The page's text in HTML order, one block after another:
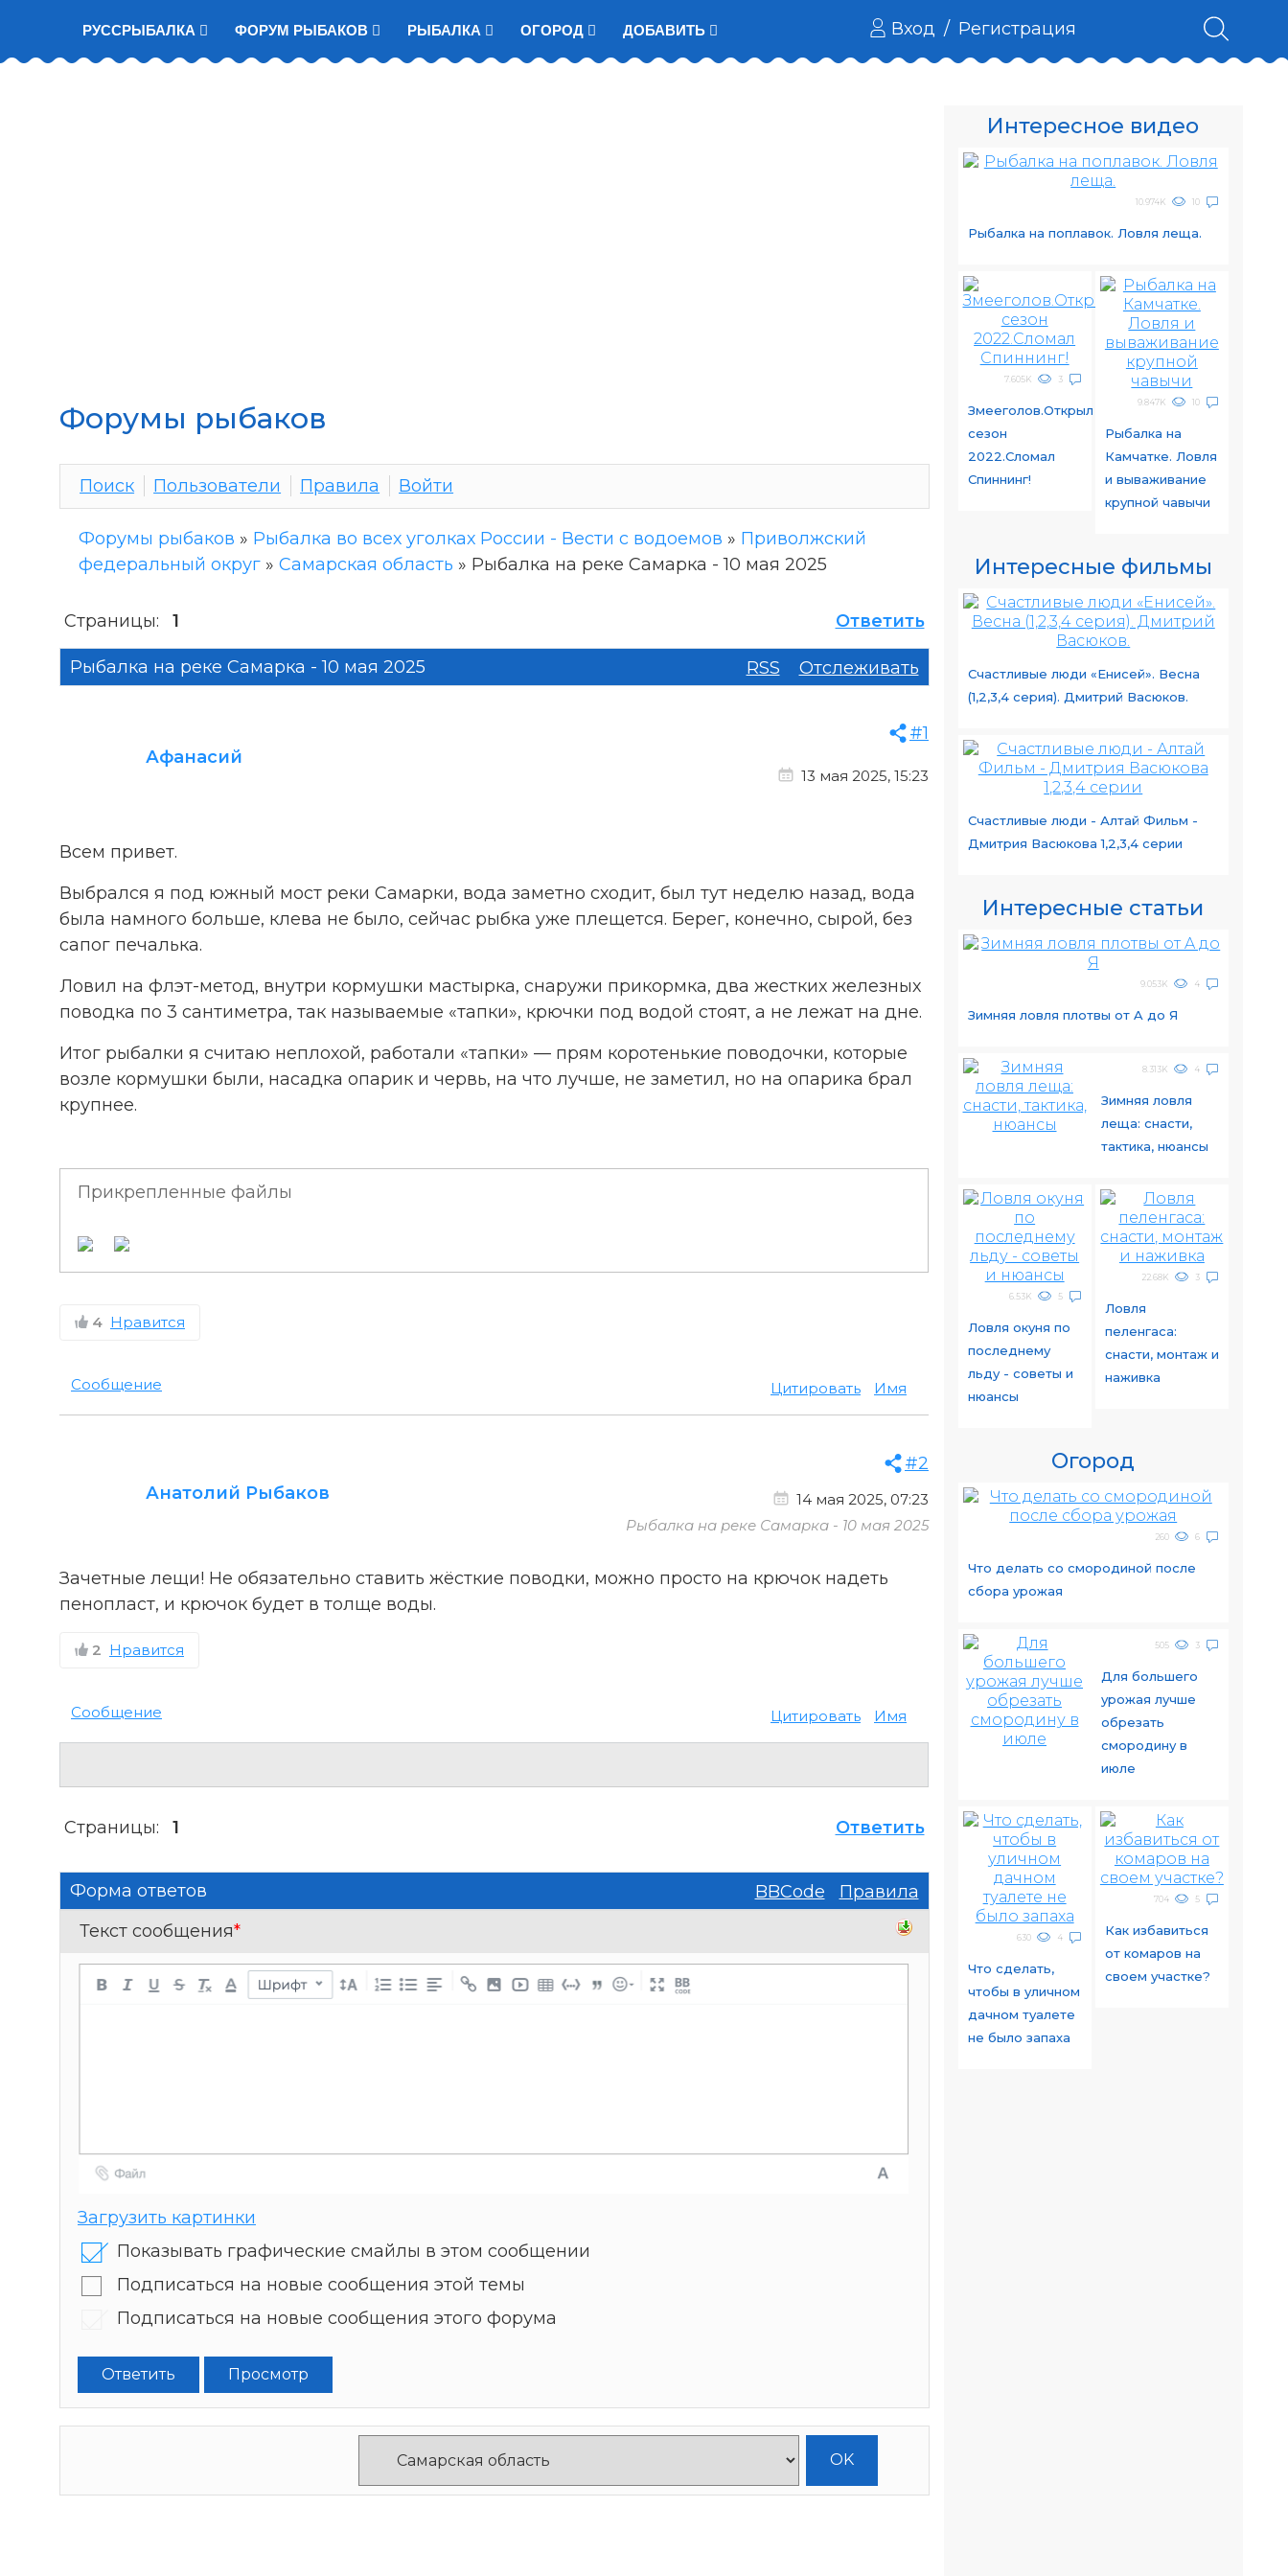
РУССРЫБАЛКА ФОРУМ РЫБАКОВ РЫБАЛКА ОГОРОД ДОБАВИТЬ Вход / Регистрация
Форумы рыбаков
Поиск Пользователи Правила Войти
Форумы рыбаков » Рыбалка во всех уголках России - Вести с водоемов » Приволжский
федеральный округ »Самарская область » Рыбалка на реке Самарка - 10 мая 2025
Страницы: 1 Ответить
RSS Отслеживать
Рыбалка на реке Самарка - 10 мая 2025
Афанасий
#1
13 мая 2025, 15:23
Всем привет.
Выбрался я под южный мост реки Самарки, вода заметно сходит, был тут неделю назад, вода
была намного больше, клева не было, сейчас рыбка уже плещется. Берег, конечно, сырой, без
сапог печалька.
Ловил на флэт-метод, внутри кормушки мастырка, снаружи прикормка, два жестких железных
поводка по 3 сантиметра, так называемые «тапки», крючки под водой стоят, а не лежат на дне.
Итог рыбалки я считаю неплохой, работали «тапки» — прям коротенькие поводочки, которые
возле кормушки были, насадка опарик и червь, на что лучше, не заметил, но на опарика брал
крупнее.
Прикрепленные файлы
4 Нравится
Сообщение Цитировать Имя
Анатолий Рыбаков
#2
14 мая 2025, 07:23
Рыбалка на реке Самарка - 10 мая 2025
Зачетные лещи! Не обязательно ставить жёсткие поводки, можно просто на крючок надеть
пенопласт, и крючок будет в толще воды.
2 Нравится
Сообщение Цитировать Имя
Страницы: 1 Ответить
BBCode Правила
Форма ответов
Текст сообщения*
Загрузить картинки
Показывать графические смайлы в этом сообщении
Подписаться на новые сообщения этой темы
Подписаться на новые сообщения этого форума
Ответить Просмотр
Интересное видео
10.974K 10
Рыбалка на поплавок. Ловля леща.
7.605K 3
Змееголов.Открыл
сезон
2022.Сломал
Спиннинг!
9.847K 10
Рыбалка на
Камчатке. Ловля
и вываживание
крупной чавычи
Интересные фильмы
Счастливые люди «Енисей». Весна
(1,2,3,4 серия). Дмитрий Васюков.
Счастливые люди - Алтай Фильм -
Дмитрия Васюкова 1,2,3,4 серии
Интересные статьи
9.053K 4
Зимняя ловля плотвы от A до Я
8.313K 4
Зимняя ловля
леща: снасти,
тактика, нюансы
6.53K 5
Ловля окуня по
последнему
льду - советы и
нюансы
22.68K 3
Ловля
пеленгаса:
снасти, монтаж и
наживка
Огород
260 6
Что делать со смородиной после
сбора урожая
505 3
Для большего
урожая лучше
обрезать
смородину в
июле
630 4
Что сделать,
чтобы в уличном
дачном туалете
не было запаха
704 5
Как избавиться
от комаров на
своем участке?